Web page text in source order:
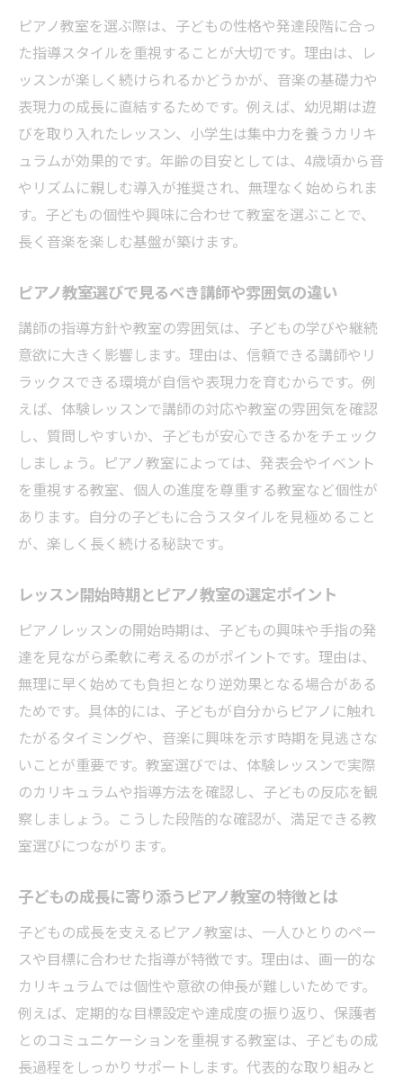
ピアノ教室を選ぶ際は、子どもの性格や発達段階に合っ
た指導スタイルを重視することが大切です。理由は、レ
ッスンが楽しく続けられるかどうかが、音楽の基礎力や
表現力の成長に直結するためです。例えば、幼児期は遊
びを取り入れたレッスン、小学生は集中力を養うカリキ
ュラムが効果的です。年齢の目安としては、4歳頃から音
やリズムに親しむ導入が推奨され、無理なく始められま
す。子どもの個性や興味に合わせて教室を選ぶことで、
長く音楽を楽しむ基盤が築けます。
ピアノ教室選びで見るべき講師や雰囲気の違い
講師の指導方針や教室の雰囲気は、子どもの学びや継続
意欲に大きく影響します。理由は、信頼できる講師やリ
ラックスできる環境が自信や表現力を育むからです。例
えば、体験レッスンで講師の対応や教室の雰囲気を確認
し、質問しやすいか、子どもが安心できるかをチェック
しましょう。ピアノ教室によっては、発表会やイベント
を重視する教室、個人の進度を尊重する教室など個性が
あります。自分の子どもに合うスタイルを見極めること
が、楽しく長く続ける秘訣です。
レッスン開始時期とピアノ教室の選定ポイント
ピアノレッスンの開始時期は、子どもの興味や手指の発
達を見ながら柔軟に考えるのがポイントです。理由は、
無理に早く始めても負担となり逆効果となる場合がある
ためです。具体的には、子どもが自分からピアノに触れ
たがるタイミングや、音楽に興味を示す時期を見逃さな
いことが重要です。教室選びでは、体験レッスンで実際
のカリキュラムや指導方法を確認し、子どもの反応を観
察しましょう。こうした段階的な確認が、満足できる教
室選びにつながります。
子どもの成長に寄り添うピアノ教室の特徴とは
子どもの成長を支えるピアノ教室は、一人ひとりのペー
スや目標に合わせた指導が特徴です。理由は、画一的な
カリキュラムでは個性や意欲の伸長が難しいためです。
例えば、定期的な目標設定や達成度の振り返り、保護者
とのコミュニケーションを重視する教室は、子どもの成
長過程をしっかりサポートします。代表的な取り組みと